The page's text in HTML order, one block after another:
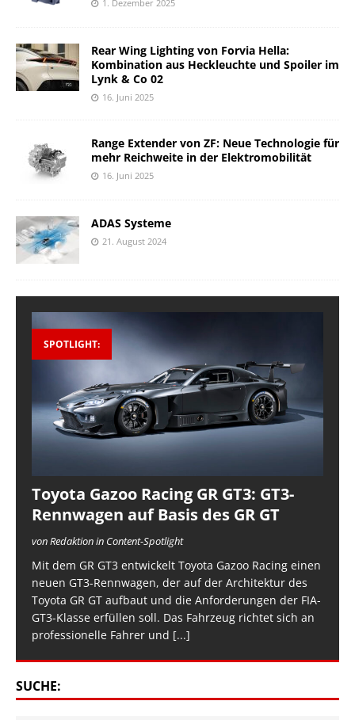
1. Dezember 2025
Rear Wing Lighting von Forvia Hella:
Kombination aus Heckleuchte und Spoiler im
Lynk & Co 02
16. Juni 2025
Range Extender von ZF: Neue Technologie für
mehr Reichweite in der Elektromobilität
16. Juni 2025
ADAS Systeme
21. August 2024
SPOTLIGHT:
Toyota Gazoo Racing GR GT3: GT3-
Rennwagen auf Basis des GR GT
von Redaktion in Content-Spotlight
Mit dem GR GT3 entwickelt Toyota Gazoo Racing einen
neuen GT3-Rennwagen, der auf der Architektur des
Toyota GR GT aufbaut und die Anforderungen der FIA-
GT3-Klasse erfüllen soll. Das Fahrzeug richtet sich an
professionelle Fahrer und [...]
SUCHE: